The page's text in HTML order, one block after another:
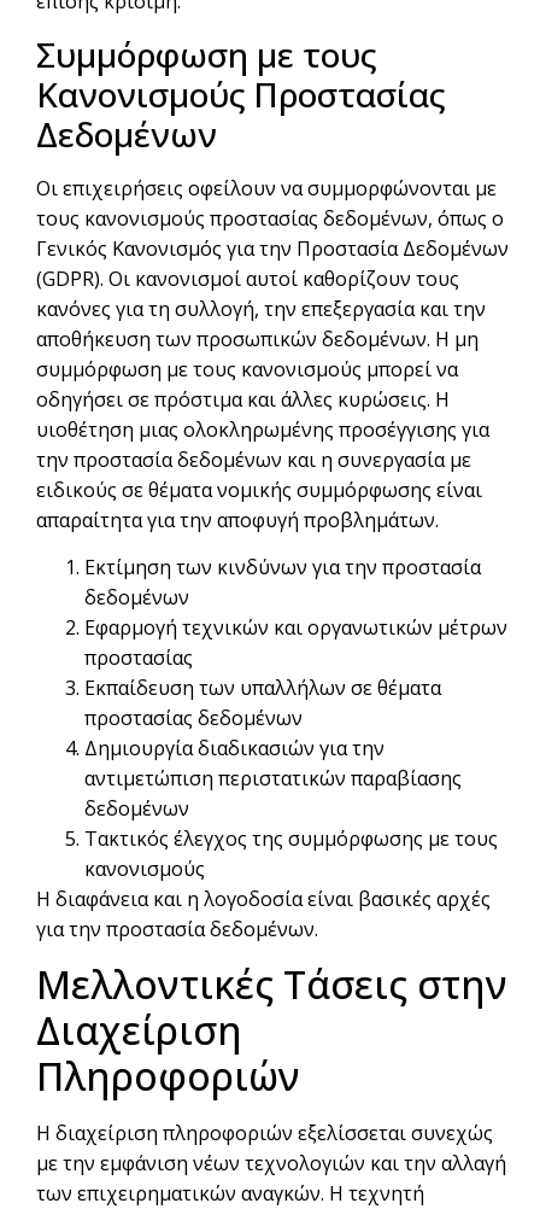
Συμμόρφωση με τους
Κανονισμούς Προστασίας
Δεδομένων
Οι επιχειρήσεις οφείλουν να συμμορφώνονται με
τους κανονισμούς προστασίας δεδομένων, όπως ο
Γενικός Κανονισμός για την Προστασία Δεδομένων
(GDPR). Οι κανονισμοί αυτοί καθορίζουν τους
κανόνες για τη συλλογή, την επεξεργασία και την
αποθήκευση των προσωπικών δεδομένων. Η μη
συμμόρφωση με τους κανονισμούς μπορεί να
οδηγήσει σε πρόστιμα και άλλες κυρώσεις. Η
υιοθέτηση μιας ολοκληρωμένης προσέγγισης για
την προστασία δεδομένων και η συνεργασία με
ειδικούς σε θέματα νομικής συμμόρφωσης είναι
απαραίτητα για την αποφυγή προβλημάτων.
Εκτίμηση των κινδύνων για την προστασία
δεδομένων
Εφαρμογή τεχνικών και οργανωτικών μέτρων
προστασίας
Εκπαίδευση των υπαλλήλων σε θέματα
προστασίας δεδομένων
Δημιουργία διαδικασιών για την
αντιμετώπιση περιστατικών παραβίασης
δεδομένων
Τακτικός έλεγχος της συμμόρφωσης με τους
κανονισμούς
Η διαφάνεια και η λογοδοσία είναι βασικές αρχές
για την προστασία δεδομένων.
Μελλοντικές Τάσεις στην
Διαχείριση
Πληροφοριών
Η διαχείριση πληροφοριών εξελίσσεται συνεχώς
με την εμφάνιση νέων τεχνολογιών και την αλλαγή
των επιχειρηματικών αναγκών. Η τεχνητή